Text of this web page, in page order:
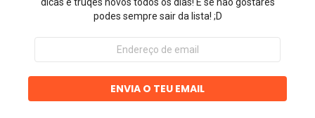
dicas e truqes novos todos os dias! E se não gostares
podes sempre sair da lista! ;D
Endereço
email
ENVIA O TEU EMAIL